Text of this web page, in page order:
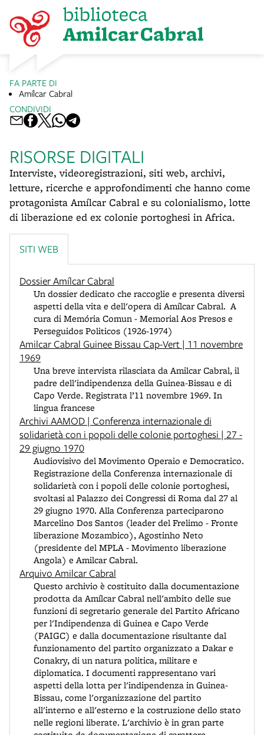
RISORSE DIGITALI
Interviste, videoregistrazioni, siti web, archivi,
letture, ricerche e approfondimenti che hanno come
protagonista Amílcar Cabral e su colonialismo, lotte
di liberazione ed ex colonie portoghesi in Africa.
SITI WEB
Dossier Amílcar Cabral
Un dossier dedicato che raccoglie e presenta diversi
aspetti della vita e dell'opera di Amílcar Cabral. A
cura di Memória Comun - Memorial Aos Presos e
Perseguidos Politicos (1926-1974)
Amilcar Cabral Guinee Bissau Cap-Vert | 11 novembre
1969
Una breve intervista rilasciata da Amilcar Cabral, il
padre dell'indipendenza della Guinea-Bissau e di
Capo Verde. Registrata l’11 novembre 1969. In
lingua francese
Archivi AAMOD | Conferenza internazionale di
solidarietà con i popoli delle colonie portoghesi | 27 -
29 giugno 1970
Audiovisivo del Movimento Operaio e Democratico.
Registrazione della Conferenza internazionale di
solidarietà con i popoli delle colonie portoghesi,
svoltasi al Palazzo dei Congressi di Roma dal 27 al
29 giugno 1970. Alla Conferenza parteciparono
Marcelino Dos Santos (leader del Frelimo - Fronte
liberazione Mozambico), Agostinho Neto
(presidente del MPLA - Movimento liberazione
Angola) e Amilcar Cabral.
Arquivo Amilcar Cabral
Questo archivio è costituito dalla documentazione
prodotta da Amílcar Cabral nell'ambito delle sue
funzioni di segretario generale del Partito Africano
per l'Indipendenza di Guinea e Capo Verde
(PAIGC) e dalla documentazione risultante dal
funzionamento del partito organizzato a Dakar e
Conakry, di un natura politica, militare e
diplomatica. I documenti rappresentano vari
aspetti della lotta per l'indipendenza in Guinea-
Bissau, come l'organizzazione del partito
all'interno e all'esterno e la costruzione dello stato
nelle regioni liberate. L'archivio è in gran parte
FA PARTE DI
Amílcar Cabral
CONDIVIDI